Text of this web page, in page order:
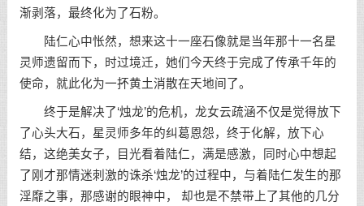
渐剥落，最终化为了石粉。
陆仁心中怅然，想来这十一座石像就是当年那十一名星
灵师遗留而下，时过境迁，她们今天终于完成了传承千年的
使命，就此化为一抔黄土消散在天地间了。
终于是解决了‘烛龙’的危机，龙女云疏涵不仅是觉得放下
了心头大石，星灵师多年的纠葛恩怨，终于化解，放下心
结，这绝美女子，目光看着陆仁，满是感激，同时心中想起
了刚才那情迷刺激的诛杀‘烛龙’的过程中，与着陆仁发生的那
淫靡之事，那感谢的眼神中， 却也是不禁带上了其他的几分